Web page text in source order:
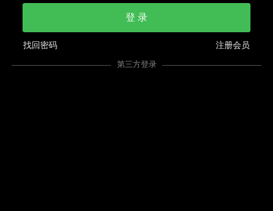
登 录
注册会员
找回密码
第三方登录